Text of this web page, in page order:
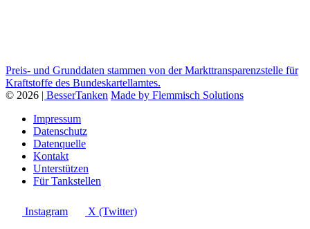
Preis- und Grunddaten stammen von der Markttransparenzstelle für
Kraftstoffe des Bundeskartellamtes.
© 2026 | BesserTanken Made by Flemmisch Solutions
Impressum
Datenschutz
Datenquelle
Kontakt
Unterstützen
Für Tankstellen
Instagram X (Twitter)